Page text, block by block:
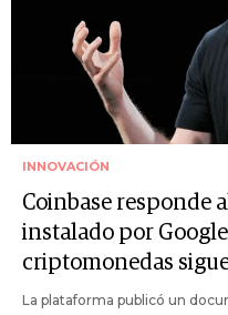
INNOVACIÓN
Coinbase responde
instalado por
criptomonedas
La plataforma publicó un